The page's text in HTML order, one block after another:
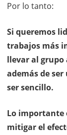
Por lo tanto:
Si queremos
trabajos más
llevar al
además de
ser sencillo.
Lo importante
mitigar el